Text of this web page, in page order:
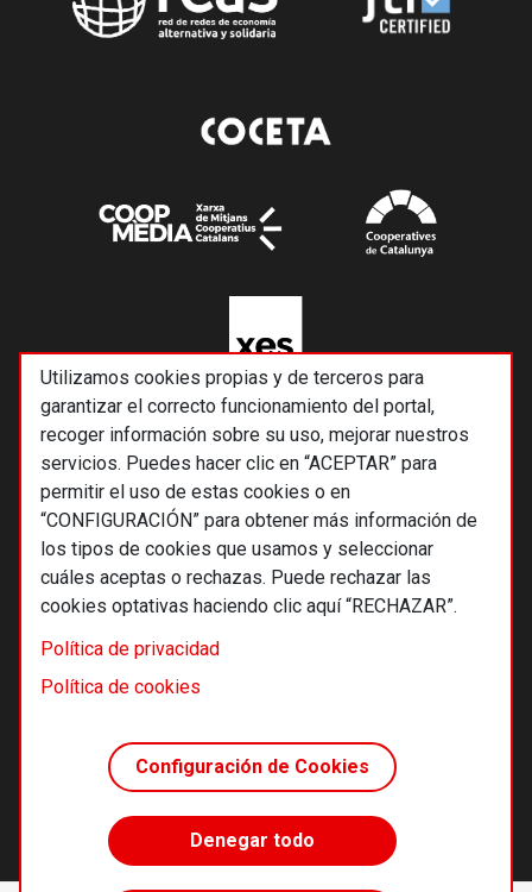
Utilizamos cookies propias y de terceros para
garantizar el correcto funcionamiento del portal,
recoger información sobre su uso, mejorar nuestros
servicios. Puedes hacer clic en “ACEPTAR” para
permitir el uso de estas cookies o en
“CONFIGURACIÓN” para obtener más información de
los tipos de cookies que usamos y seleccionar
cuáles aceptas o rechazas. Puede rechazar las
cookies optativas haciendo clic aquí “RECHAZAR”.
Política de privacidad
Política de cookies
Configuración de Cookies
Denegar todo
© 2026 Alternativas económicas SCCL
Footer
Términos y condiciones de uso
Política de cookies
Principios editoriales